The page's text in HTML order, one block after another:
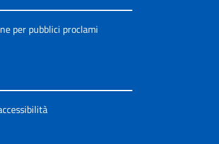
per pubblici proclami